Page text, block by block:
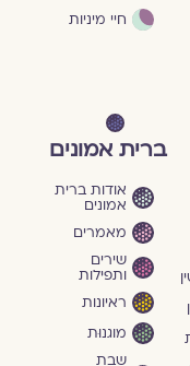
חיי מיניות
ברית אמונים
אודות ברית
אמונים
מאמרים
שירים
ותפילות
ראיונות
מוגנוּת
שבת